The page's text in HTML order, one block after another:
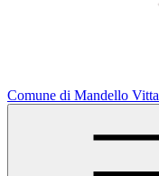
Comune di Mandello Vitta